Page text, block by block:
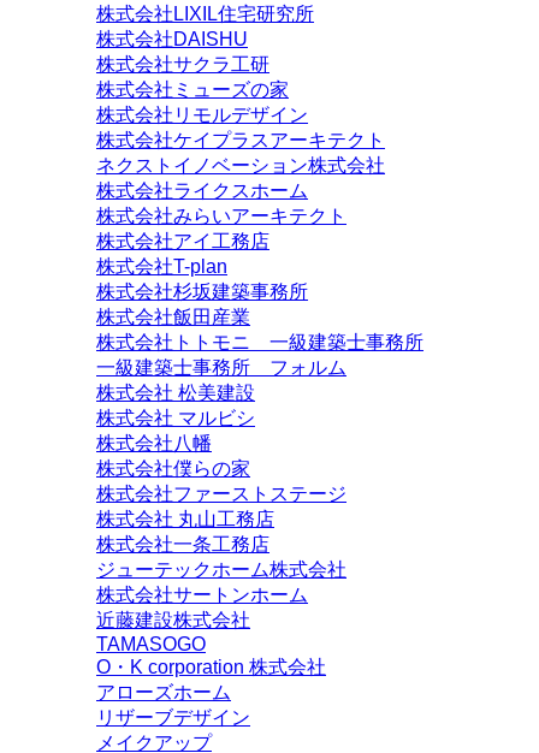
株式会社LIXIL住宅研究所
株式会社DAISHU
株式会社サクラ工研
株式会社ミューズの家
株式会社リモルデザイン
株式会社ケイプラスアーキテクト
ネクストイノベーション株式会社
株式会社ライクスホーム
株式会社みらいアーキテクト
株式会社アイ工務店
株式会社T-plan
株式会社杉坂建築事務所
株式会社飯田産業
株式会社トトモニ 一級建築士事務所
一級建築士事務所 フォルム
株式会社 松美建設
株式会社 マルビシ
株式会社八幡
株式会社僕らの家
株式会社ファーストステージ
株式会社 丸山工務店
株式会社一条工務店
ジューテックホーム株式会社
株式会社サートンホーム
近藤建設株式会社
TAMASOGO
O・K corporation 株式会社
アローズホーム
リザーブデザイン
メイクアップ